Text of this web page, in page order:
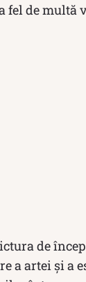
fel de multă
de
a artei și a